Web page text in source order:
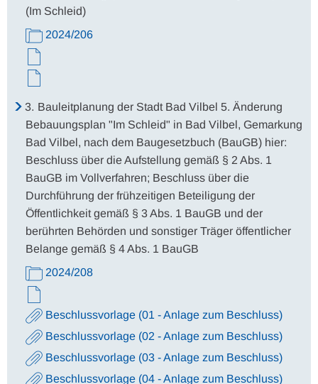
(Im Schleid)
2024/206
3. Bauleitplanung der Stadt Bad Vilbel 5. Änderung
Bebauungsplan "Im Schleid" in Bad Vilbel, Gemarkung
Bad Vilbel, nach dem Baugesetzbuch (BauGB) hier:
Beschluss über die Aufstellung gemäß § 2 Abs. 1
BauGB im Vollverfahren; Beschluss über die
Durchführung der frühzeitigen Beteiligung der
Öffentlichkeit gemäß § 3 Abs. 1 BauGB und der
berührten Behörden und sonstiger Träger öffentlicher
Belange gemäß § 4 Abs. 1 BauGB
2024/208
Beschlussvorlage (01 - Anlage zum Beschluss)
Beschlussvorlage (02 - Anlage zum Beschluss)
Beschlussvorlage (03 - Anlage zum Beschluss)
Beschlussvorlage (04 - Anlage zum Beschluss)